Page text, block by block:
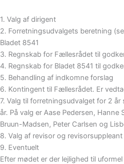
1. Valg af dirigent
2. Forretningsudvalgets beretning
Bladet 8541
3. Regnskab for Fællesrådet til
4. Regnskab for Bladet 8541 til
5. Behandling af indkomne forslag
6. Kontingent til Fællesrådet. Er
7. Valg til forretningsudvalget for 2
år. På valg er Aase Pedersen, Hanne
Bruun-Madsen, Peter Carlsen og
8. Valg af revisor og revisorsuppleant
9. Eventuelt
Efter mødet er der lejlighed til